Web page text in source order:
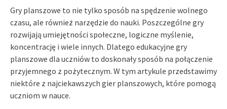
Gry planszowe to nie tylko sposób na spędzenie wolnego
czasu, ale również narzędzie do nauki. Poszczególne gry
rozwijają umiejętności społeczne, logiczne myślenie,
koncentrację i wiele innych. Dlatego edukacyjne gry
planszowe dla uczniów to doskonały sposób na połączenie
przyjemnego z pożytecznym. W tym artykule przedstawimy
niektóre z najciekawszych gier planszowych, które pomogą
uczniom w nauce.